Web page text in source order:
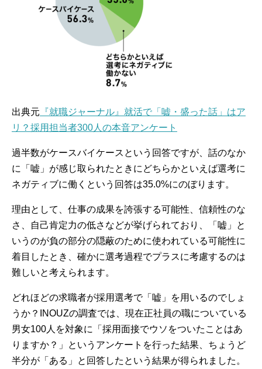
出典元 『就職ジャーナル』就活で「嘘・盛った話」はア
リ？採用担当者300人の本音アンケート
過半数がケースバイケースという回答ですが、話のなか
に「嘘」が感じ取られたときにどちらかといえば選考に
ネガティブに働くという回答は35.0%にのぼります。
理由として、仕事の成果を誇張する可能性、信頼性のな
さ、自己肯定力の低さなどが挙げられており、「嘘」と
いうのが負の部分の隠蔽のために使われている可能性に
着目したとき、確かに選考過程でプラスに考慮するのは
難しいと考えられます。
どれほどの求職者が採用選考で「嘘」を用いるのでしょ
うか？INOUZの調査では、現在正社員の職についている
男女100人を対象に「採用面接でウソをついたことはあ
りますか？」というアンケートを行った結果、ちょうど
半分が「ある」と回答したという結果が得られました。